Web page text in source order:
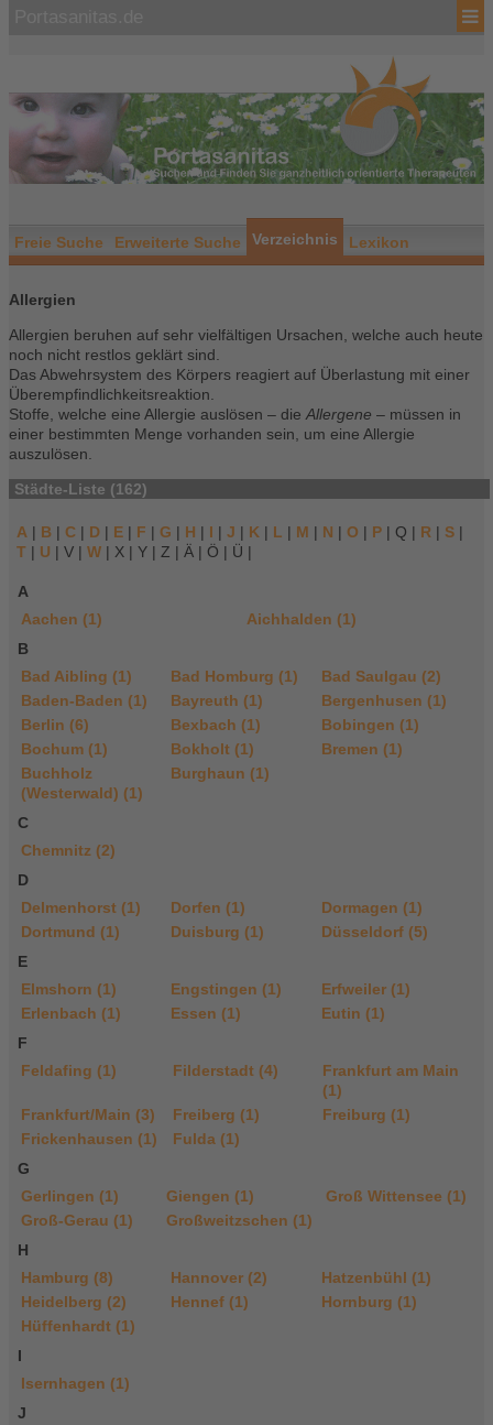
Freie Suche Erweiterte Suche Verzeichnis Lexikon
Allergien
Allergien beruhen auf sehr vielfältigen Ursachen, welche auch heute
noch nicht restlos geklärt sind.
Das Abwehrsystem des Körpers reagiert auf Überlastung mit einer
Überempfindlichkeitsreaktion.
Stoffe, welche eine Allergie auslösen – die Allergene – müssen in
einer bestimmten Menge vorhanden sein, um eine Allergie
auszulösen.
Städte-Liste (162)
A | B | C | D | E | F | G | H | I | J | K | L | M | N | O | P | Q | R | S |
T | U | V | W | X | Y | Z | Ä | Ö | Ü |
A
Aachen (1)
Aichhalden (1)
B
Bad Aibling (1)
Bad Homburg (1)
Bad Saulgau (2)
Baden-Baden (1)
Bayreuth (1)
Bergenhusen (1)
Berlin (6)
Bexbach (1)
Bobingen (1)
Bochum (1)
Bokholt (1)
Bremen (1)
Buchholz
(Westerwald) (1)
Burghaun (1)
C
Chemnitz (2)
D
Delmenhorst (1)
Dorfen (1)
Dormagen (1)
Dortmund (1)
Duisburg (1)
Düsseldorf (5)
E
Elmshorn (1)
Engstingen (1)
Erfweiler (1)
Erlenbach (1)
Essen (1)
Eutin (1)
F
Feldafing (1)
Filderstadt (4)
Frankfurt am Main
(1)
Frankfurt/Main (3)
Freiberg (1)
Freiburg (1)
Frickenhausen (1)
Fulda (1)
G
Gerlingen (1)
Giengen (1)
Groß Wittensee (1)
Groß-Gerau (1)
Großweitzschen (1)
H
Hamburg (8)
Hannover (2)
Hatzenbühl (1)
Heidelberg (2)
Hennef (1)
Hornburg (1)
Hüffenhardt (1)
I
Isernhagen (1)
J